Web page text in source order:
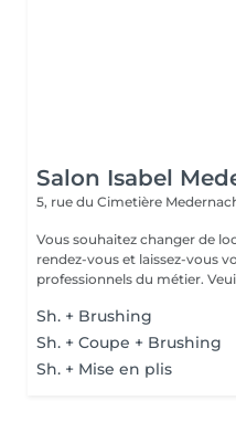
Salon Isabel
5, rue du Cimetière
Vous souhaitez changer de
rendez-vous et laissez-vous
professionnels
Sh. + Brushing
Sh. + Coupe + Brushing
Sh. + Mise en plis